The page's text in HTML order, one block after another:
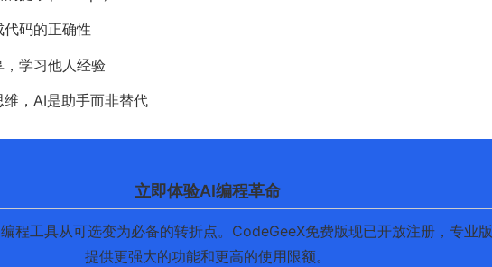
码的正确性
学习他人经验
，AI是助手而非替代
立即体验AI编程革命
程工具从可选变为必备的转折点。CodeGeeX免费版现已开放注册，专业版
提供更强大的功能和更高的使用限额。